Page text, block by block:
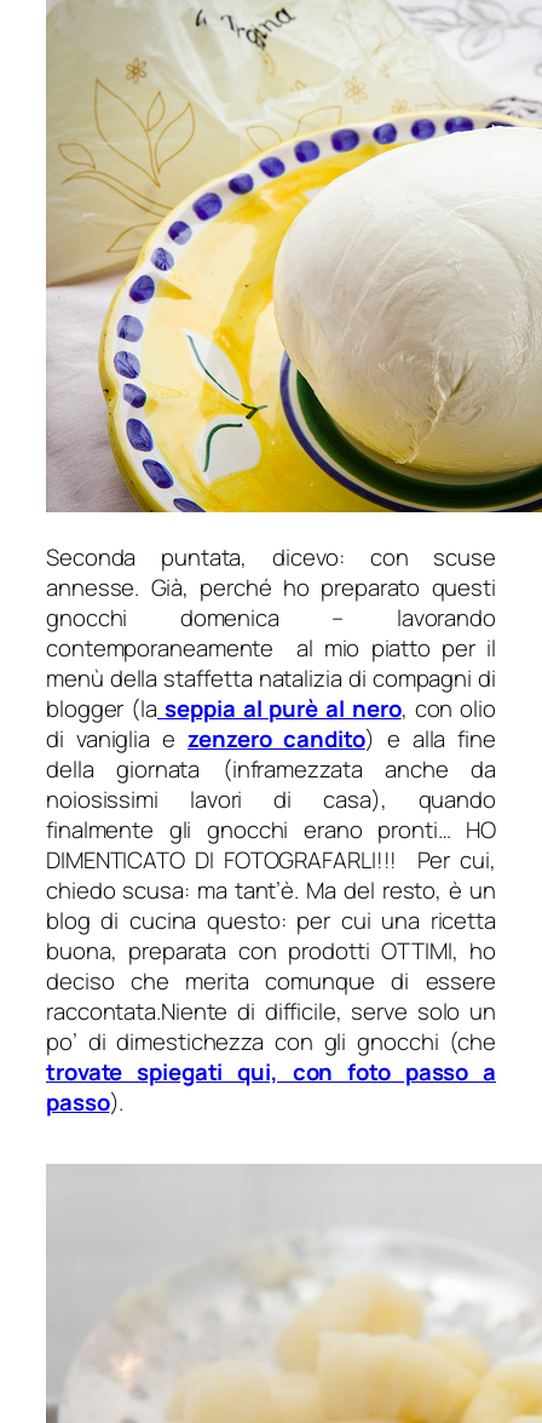
Seconda puntata, dicevo: con scuse
annesse. Già, perché ho preparato questi
gnocchi domenica – lavorando
contemporaneamente al mio piatto per il
menù della staffetta natalizia di compagni di
blogger (la seppia al purè al nero, con olio
di vaniglia ezenzero candito) e alla fine
della giornata (inframezzata anche da
noiosissimi lavori di casa), quando
finalmente gli gnocchi erano pronti… HO
DIMENTICATO DI FOTOGRAFARLI!!! Per cui,
chiedo scusa: ma tant’è. Ma del resto, è un
blog di cucina questo: per cui una ricetta
buona, preparata con prodotti OTTIMI, ho
deciso che merita comunque di essere
raccontata.Niente di difficile, serve solo un
po’ di dimestichezza con gli gnocchi (che
trovate spiegati qui, con foto passo a
passo).